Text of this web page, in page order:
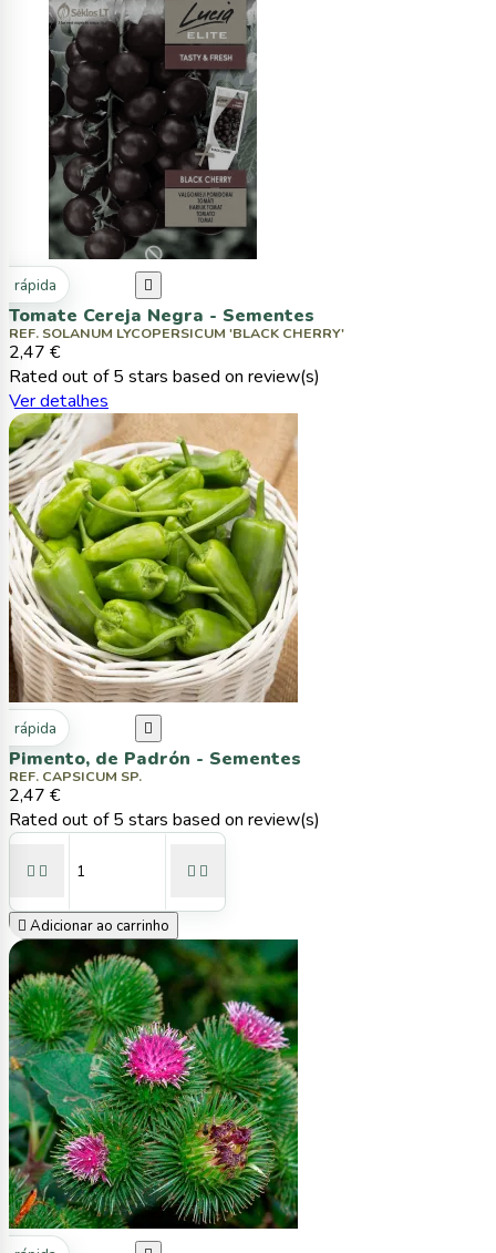
rápida 
Tomate Cereja Negra - Sementes
REF. SOLANUM LYCOPERSICUM 'BLACK CHERRY'
2,47 €
Rated out of 5 stars based on review(s)
Ver detalhes
rápida 
Pimento, de Padrón - Sementes
REF. CAPSICUM SP.
2,47 €
Rated out of 5 stars based on review(s)
   
 Adicionar ao carrinho